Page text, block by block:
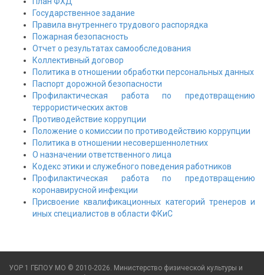
Государственное задание
Правила внутреннего трудового распорядка
Пожарная безопасность
Отчет о результатах самообследования
Коллективный договор
Политика в отношении обработки персональных данных
Паспорт дорожной безопасности
Профилактическая работа по предотвращению
террористических актов
Противодействие коррупции
Положение о комиссии по противодействию коррупции
Политика в отношении несовершеннолетних
О назначении ответственного лица
Кодекс этики и служебного поведения работников
Профилактическая работа по предотвращению
коронавирусной инфекции
Присвоение квалификационных категорий тренеров и
иных специалистов в области ФКиС
УОР 1 ГБПОУ МО © 2010-2026. Министерство физической культуры и